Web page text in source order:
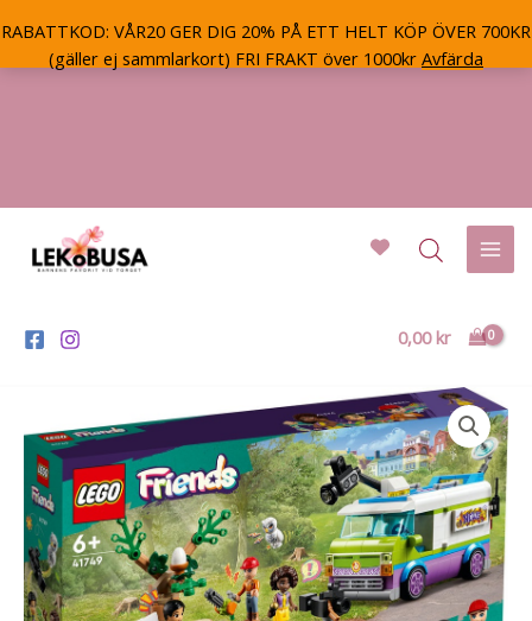
RABATTKOD: VÅR20 GER DIG 20% PÅ ETT HELT KÖP ÖVER 700KR
(gäller ej sammlarkort) FRI FRAKT över 1000kr Avfärda
0,00 kr